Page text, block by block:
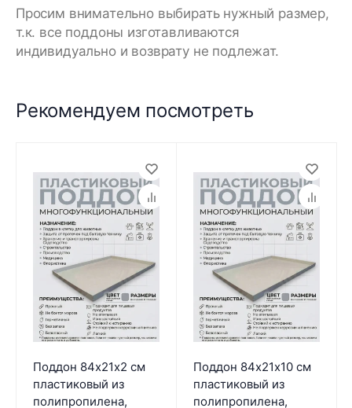
Просим внимательно выбирать нужный размер,
т.к. все поддоны изготавливаются
индивидуально и возврату не подлежат.
Рекомендуем посмотреть
Поддон 84х21х2 см
пластиковый из
полипропилена,
Поддон 84х21х10 см
пластиковый из
полипропилена,